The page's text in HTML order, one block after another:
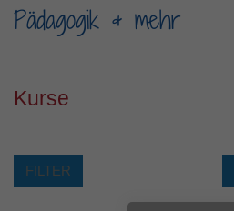
Pädagogik & mehr
Kurse
FILTER